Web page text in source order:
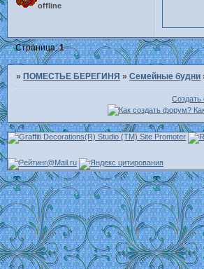
offline
Страница:1
» ПОМЕСТЬЕ БЕРЕГИНЯ »Семейные будни